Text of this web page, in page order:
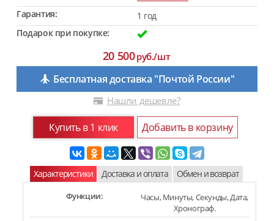
Гарантия:
1 год
Подарок при покупке:
20 500руб./шт
Бесплатная доставка "Почтой России"
Нашли дешевле?
Купить в 1 клик Добавить в корзину
Характеристики Доставка и оплата Обмен и возврат
Функции:
Часы, Минуты, Секунды, Дата,
Хронограф.